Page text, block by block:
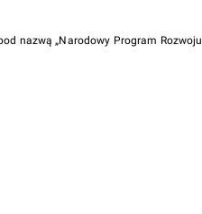
nazwą „Narodowy Program Rozwoju